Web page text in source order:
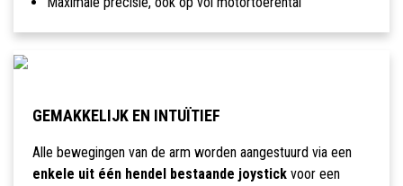
GEMAKKELIJK EN INTUÏTIEF
Alle bewegingen van de arm worden aangestuurd via een
enkele uit één hendel bestaande joystickvoor een